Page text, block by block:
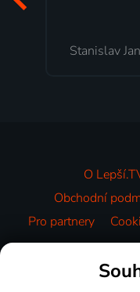
Milada
O
Obchodní
Pro partnery